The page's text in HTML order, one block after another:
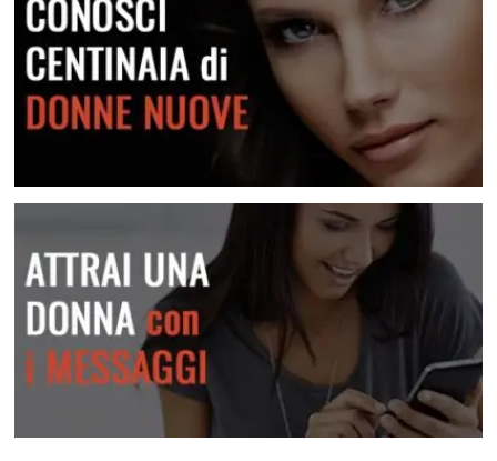
Conosci centinaia di donne nuove